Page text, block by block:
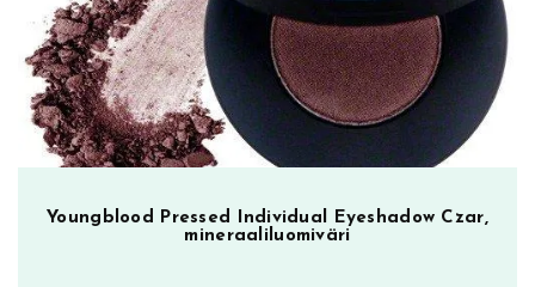
23,90€. 9,90€.
Youngblood Pressed Individual Eyeshadow Czar,
mineraaliluomiväri